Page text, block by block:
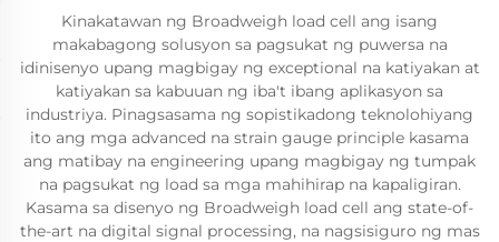
Kinakatawan ng Broadweigh load cell ang isang
makabagong solusyon sa pagsukat ng puwersa na
idinisenyo upang magbigay ng exceptional na katiyakan at
katiyakan sa kabuuan ng iba't ibang aplikasyon sa
industriya. Pinagsasama ng sopistikadong teknolohiyang
ito ang mga advanced na strain gauge principle kasama
ang matibay na engineering upang magbigay ng tumpak
na pagsukat ng load sa mga mahihirap na kapaligiran.
Kasama sa disenyo ng Broadweigh load cell ang state-of-
the-art na digital signal processing, na nagsisiguro ng mas